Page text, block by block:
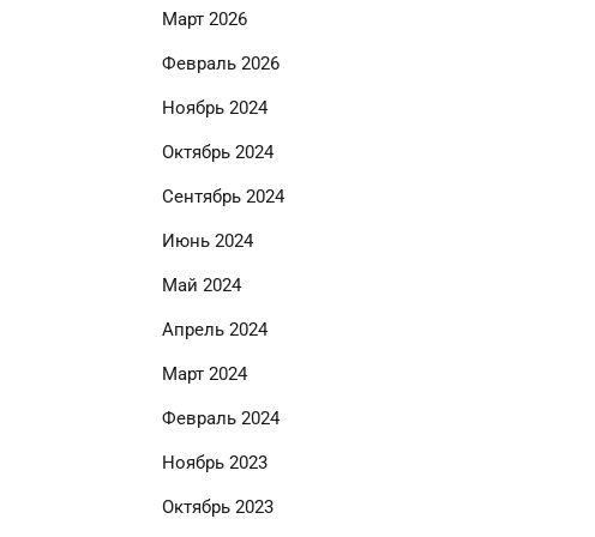
Март 2026
Февраль 2026
Ноябрь 2024
Октябрь 2024
Сентябрь 2024
Июнь 2024
Май 2024
Апрель 2024
Март 2024
Февраль 2024
Ноябрь 2023
Октябрь 2023